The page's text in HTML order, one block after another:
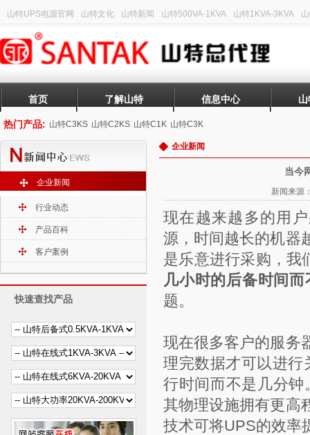
山特UPS电源官网 山特文化 山特新闻 山特500VA-1KVA 山特1KVA-3KVA
首页 了解山特 信息中心
热门产品: 山特C3KS 山特C2KS 山特C1K 山特C3K
企业新闻
行业动态
产品百科
客户案例
快速查找产品
企业新闻
当今
新闻来源
现在越来越多的用
源，时间越长的机器
是乐意进行采购，我
几小时的后备时间
题。
现在很多客户的服务
理完数据才可以进行
行时间而不是几分
其物理设施拥有更高
技术可将UPS的效率